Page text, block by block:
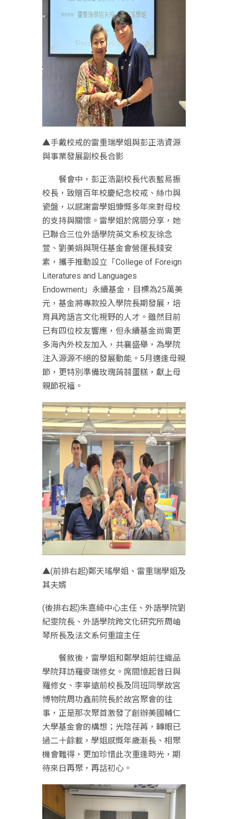
▲手戴校戒的雷重瑞學姐與彭正浩資源
與事業發展副校長合影
餐會中，彭正浩副校長代表藍易振
校長，致贈百年校慶紀念校戒、絲巾與
瓷盤，以感謝雷學姐慷慨多年來對母校
的支持與關懷。雷學姐於席間分享，她
已聯合三位外語學院英文系校友徐念
萱、劉美娟與現任基金會營運長錢安
素，攜手推動設立「College of Foreign
Literatures and Languages
Endowment」永續基金，目標為25萬美
元，基金將專款投入學院長期發展，培
育具跨語言文化視野的人才。雖然目前
已有四位校友響應，但永續基金尚需更
多海內外校友加入，共襄盛舉，為學院
注入源源不絕的發展動能。5月適逢母親
節，更特別準備玫瑰蒟蒻蛋糕，獻上母
親節祝福。
▲(前排右起)鄭天瑤學姐、雷重瑞學姐及
其夫婿
(後排右起)朱嘉綺中心主任、外語學院劉
紀雯院長、外語學院跨文化研究所周岫
琴所長及法文系何重誼主任
餐敘後，雷學姐和鄭學姐前往織品
學院拜訪羅麥瑞修女。席間憶起昔日與
羅修女、李寧遠前校長及同班同學故宮
博物院周功鑫前院長於故宮聚會的往
事，正是那次聚首激發了創辦美國輔仁
大學基金會的構想；光陰荏苒，轉眼已
過二十餘載，學姐感慨年歲漸長、相聚
機會難得，更加珍惜此次重逢時光，期
待來日再聚，再話初心。